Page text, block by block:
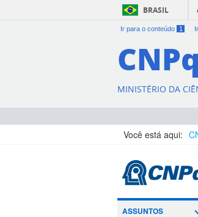
BRASIL
Ir para o conteúdo 1
CNPq
MINISTÉRIO DA
Você está aqui:
ASSUNTOS